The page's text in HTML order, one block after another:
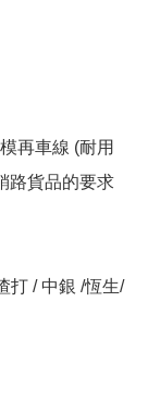
再車線 (耐用
路貨品的要求
打 / 中銀 /恆生/